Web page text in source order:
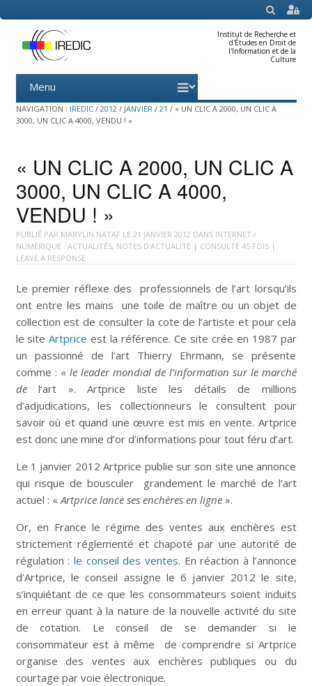
SEARCH
Institut de Recherche et
d'Études en Droit de
l'Information et de la
Culture
Menu
content
NAVIGATION : IREDIC / 2012 / JANVIER / 21 / « UN CLIC A 2000, UN CLIC A
3000, UN CLIC A 4000, VENDU ! »
« UN CLIC A 2000, UN CLIC A
3000, UN CLIC A 4000,
VENDU ! »
PUBLIÉ PAR MARYLIN.NATAF LE 21 JANVIER 2012 DANS INTERNET /
NUMÉRIQUE : ACTUALITÉS, NOTES D'ACTUALITÉ | CONSULTÉ 45 FOIS |
LEAVE A RESPONSE
Le premier réflexe des professionnels de l’art lorsqu’ils
ont entre les mains une toile de maître ou un objet de
collection est de consulter la cote de l’artiste et pour cela
le siteArtprice est la référence. Ce site crée en 1987 par
un passionné de l’art Thierry Ehrmann, se présente
comme : « le leader mondial de l’information sur le marché
del’art ». Artprice liste les détails de millions
d’adjudications, les collectionneurs le consultent pour
savoir où et quand une œuvre est mis en vente. Artprice
est donc une mine d’or d’informations pour tout féru d’art.
Le 1 janvier 2012 Artprice publie sur son site une annonce
qui risque de bousculer grandement le marché de l’art
actuel : «Artprice lance ses enchères en ligne ».
Or, en France le régime des ventes aux enchères est
strictement réglementé et chapoté par une autorité de
régulation : le conseil des ventes. En réaction à l’annonce
d’Artprice, le conseil assigne le 6 janvier 2012 le site,
s’inquiétant de ce que les consommateurs soient induits
en erreur quant à la nature de la nouvelle activité du site
de cotation. Le conseil de se demander si le
consommateur est à même de comprendre si Artprice
organise des ventes aux enchères publiques ou du
courtage par voie électronique.